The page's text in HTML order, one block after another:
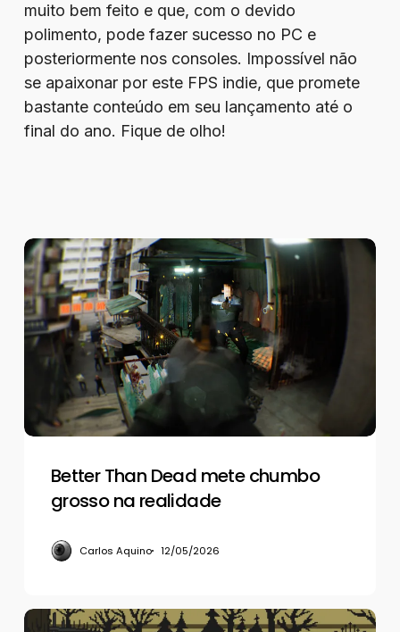
muito bem feito e que, com o devido
polimento, pode fazer sucesso no PC e
posteriormente nos consoles. Impossível não
se apaixonar por este FPS indie, que promete
bastante conteúdo em seu lançamento até o
final do ano. Fique de olho!
Better
Than
Dead
mete
chumbo
grosso
realidade
Better Than Dead mete chumbo
grosso na realidade
Carlos Aquino 12/05/2026
Dark